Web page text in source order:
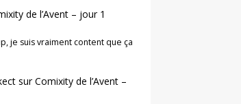
de l’Avent – jour 1
je suis vraiment content que ça
surComixity de l’Avent –